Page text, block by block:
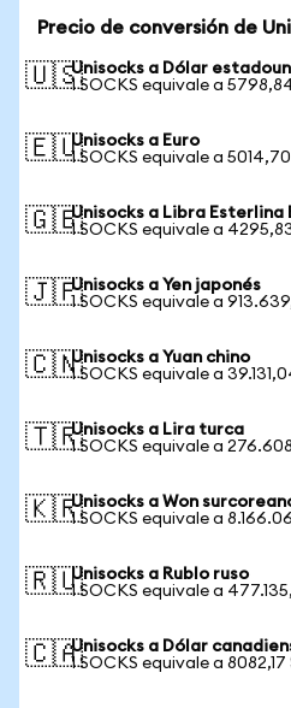
Precio de conversión de
🇺🇸Unisocks a Dólar
1 SOCKS equivale a
🇪🇺Unisocks a Euro
1 SOCKS equivale a
🇬🇧Unisocks a Libra Esterlina
1 SOCKS equivale a
🇯🇵Unisocks a Yen japonés
1 SOCKS equivale a
🇨🇳Unisocks a Yuan chino
1 SOCKS equivale a
🇹🇷Unisocks a Lira turca
1 SOCKS equivale a
🇰🇷Unisocks a Won
1 SOCKS equivale a
🇷🇺Unisocks a Rublo ruso
1 SOCKS equivale a
🇨🇦Unisocks a Dólar
1 SOCKS equivale a 8082,17